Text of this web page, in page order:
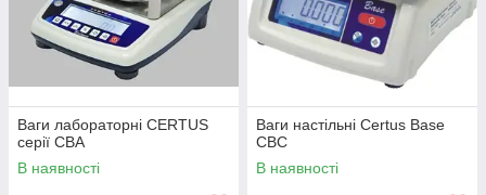
Ваги лабораторні CERTUS
серії СВА
В наявності
Ваги настільні Certus Base
CBC
В наявності